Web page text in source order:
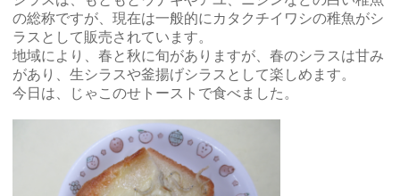
の総称ですが、現在は一般的にカタクチイワシの稚魚がシ
ラスとして販売されています。
地域により、春と秋に旬がありますが、春のシラスは甘み
があり、生シラスや釜揚げシラスとして楽しめます。
今日は、じゃこのせトーストで食べました。